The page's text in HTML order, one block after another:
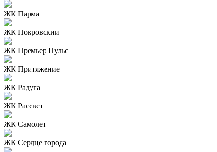
ЖК Парма
ЖК Покровский
ЖК Премьер Пульс
ЖК Притяжение
ЖК Радуга
ЖК Рассвет
ЖК Самолет
ЖК Сердце города